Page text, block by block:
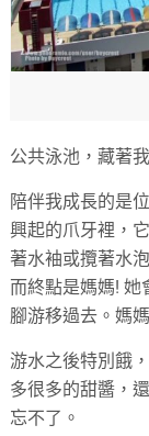
公共泳池，藏著
陪伴我成長的是
興起的爪牙裡，
著水袖或攬著水
而終點是媽媽! 她
腳游移過去。媽
游水之後特別餓
多很多的甜醬，
忘不了。